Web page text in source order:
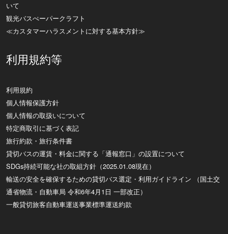
いて
観光バスぺーパークラフト
≪カスタマーハラスメントに対する基本方針≫
利用規約等
利用規約
個人情報保護方針
個人情報の取扱いについて
特定商取引に基づく表記
旅行約款・旅行条件書
貸切バスの運賃・料金に関する「通報窓口」の設置について
SDGs持続可能な社の取組方針（2025.01.08現在）
輸送の安全を確保するための貸切バス選定・利用ガイドライン （国土交
通省物流・自動車局 令和6年4月1日 一部改正）
一般貸切旅客自動車運送事業標準運送約款